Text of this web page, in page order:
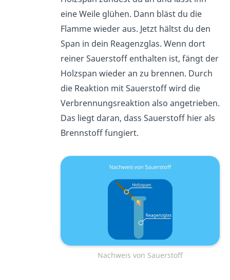
eine Weile glühen. Dann bläst du die
Flamme wieder aus. Jetzt hältst du den
Span in dein Reagenzglas. Wenn dort
reiner Sauerstoff enthalten ist, fängt der
Holzspan wieder an zu brennen. Durch
die Reaktion mit Sauerstoff wird die
Verbrennungsreaktion also angetrieben.
Das liegt daran, dass Sauerstoff hier als
Brennstoff fungiert.
Nachweis von Sauerstoff